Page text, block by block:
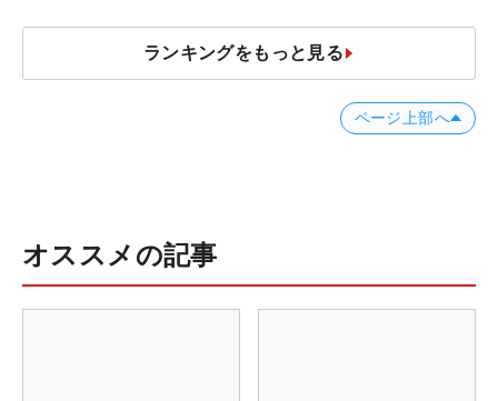
ランキングをもっと見る
ページ上部へ
オススメの記事